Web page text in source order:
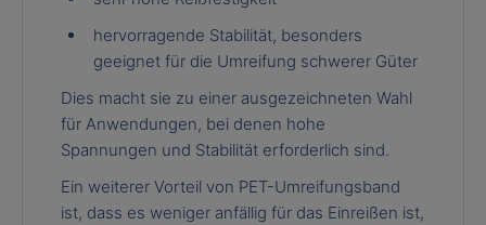
hervorragende Stabilität, besonders
geeignet für die Umreifung schwerer Güter
Dies macht sie zu einer ausgezeichneten Wahl
für Anwendungen, bei denen hohe
Spannungen und Stabilität erforderlich sind.
Ein weiterer Vorteil von PET-Umreifungsband
ist, dass es weniger anfällig für das Einreißen ist,